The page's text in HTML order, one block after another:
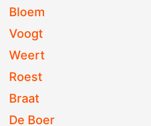
Bloem
Voogt
Weert
Roest
Braat
De Boer